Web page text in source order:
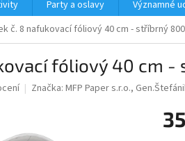
Party a oslavy Významné
č. 8 nafukovací fóliový 40 cm - stříbrný
fóliový 40 cm -
Značka: MFP Paper s.r.o.,